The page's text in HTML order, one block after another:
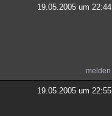
19.05.2005 um 22:44
melden
19.05.2005 um 22:55